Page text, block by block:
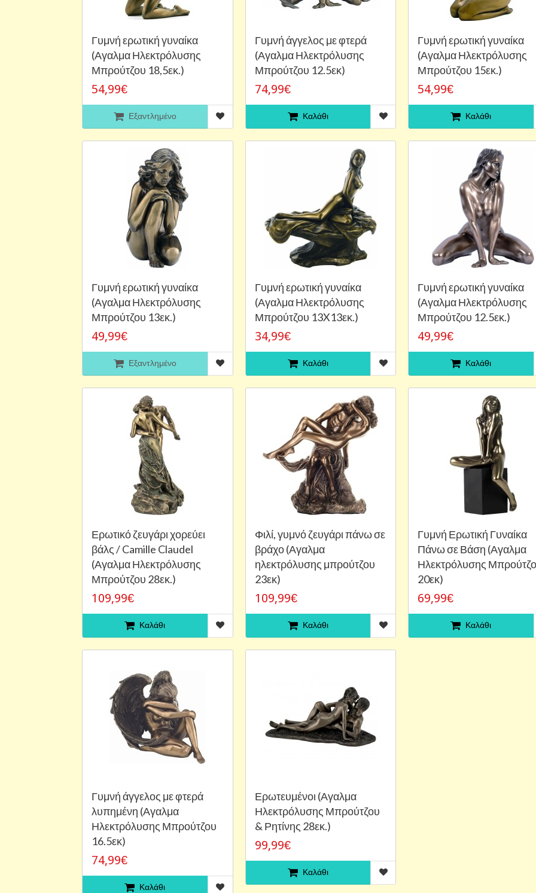
Γυμνή ερωτική γυναίκα
(Αγαλμα Ηλεκτρόλυσης
Μπρούτζου 18,5εκ.)
54,99€
Εξαντλημένο
Γυμνή άγγελος με φτερά
(Αγαλμα Ηλεκτρόλυσης
Μπρούτζου 12.5εκ)
74,99€
Καλάθι
Γυμνή ερωτική γυναίκα
(Αγαλμα Ηλεκτρόλυσης
Μπρούτζου 15εκ.)
54,99€
Καλάθι
Γυμνή ερωτική γυναίκα
(Αγαλμα Ηλεκτρόλυσης
Μπρούτζου 13εκ.)
49,99€
Εξαντλημένο
Γυμνή ερωτική γυναίκα
(Αγαλμα Ηλεκτρόλυσης
Μπρούτζου 13X13εκ.)
34,99€
Καλάθι
Γυμνή ερωτική γυναίκα
(Αγαλμα Ηλεκτρόλυσης
Μπρούτζου 12.5εκ.)
49,99€
Καλάθι
Ερωτικό ζευγάρι χορεύει
βάλς / Camille Claudel
(Αγαλμα Ηλεκτρόλυσης
Μπρούτζου 28εκ.)
109,99€
Καλάθι
Φιλί, γυμνό ζευγάρι πάνω σε
βράχο (Αγαλμα
ηλεκτρόλυσης μπρούτζου
23εκ)
109,99€
Καλάθι
Γυμνή Ερωτική Γυναίκα
Πάνω σε Βάση (Αγαλμα
Ηλεκτρόλυσης
20εκ)
69,99€
Καλάθι
Γυμνή άγγελος με φτερά
λυπημένη (Αγαλμα
Ηλεκτρόλυσης Μπρούτζου
16.5εκ)
74,99€
Καλάθι
Ερωτευμένοι (Αγαλμα
Ηλεκτρόλυσης Μπρούτζου
& Ρητίνης 28εκ.)
99,99€
Καλάθι